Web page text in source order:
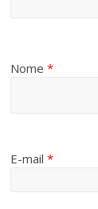
Nome*
E-mail*